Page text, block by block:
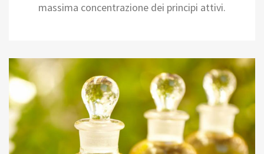
massima concentrazione dei principi attivi.